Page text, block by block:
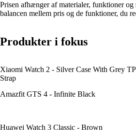
Prisen afhænger af materialer, funktioner
balancen mellem pris og de funktioner, du
Produkter i fokus
Xiaomi Watch 2 - Silver Case With Grey
Strap
Amazfit GTS 4 - Infinite Black
Huawei Watch 3 Classic - Brown